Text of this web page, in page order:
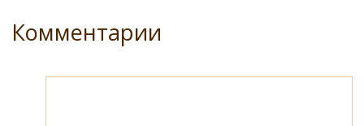
Комментарии